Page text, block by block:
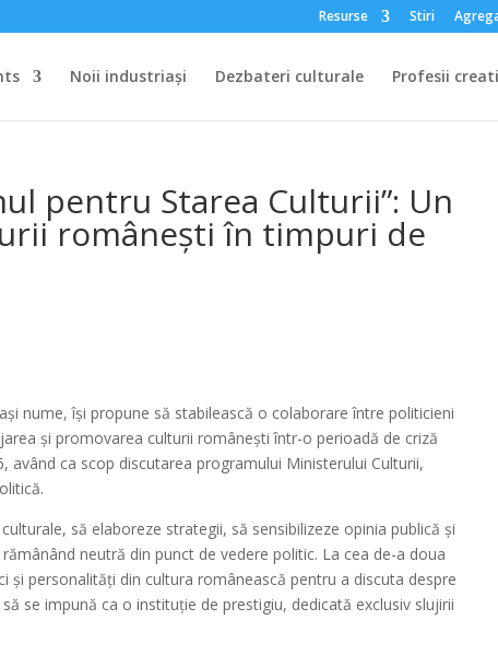
Resurse Stiri
Noii industriași Dezbateri culturale Profesii
pentru Starea Culturii”: Un
românești în timpuri de
nume, își propune să stabilească o colaborare între politicieni
și promovarea culturii românești într-o perioadă de criză
având ca scop discutarea programului Ministerului Culturii,
să elaboreze strategii, să sensibilizeze opinia publică și
neutră din punct de vedere politic. La cea de-a doua
personalități din cultura românească pentru a discuta despre
se impună ca o instituție de prestigiu, dedicată exclusiv slujirii